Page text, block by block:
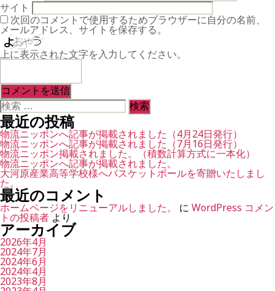
サイト
次回のコメントで使用するためブラウザーに自分の名前、
メールアドレス、サイトを保存する。
上に表示された文字を入力してください。
検
索
対
象:
最近の投稿
物流ニッポンへ記事が掲載されました（4月24日発行）
物流ニッポンへ記事が掲載されました（7月16日発行）
物流ニッポン掲載されました。（積数計算方式に一本化）
物流ニッポンへ記事が掲載されました。
大河原産業高等学校様へバスケットボールを寄贈いたしまし
た。
最近のコメント
ホームページをリニューアルしました。 に WordPress コメン
トの投稿者 より
アーカイブ
2026年4月
2024年7月
2024年6月
2024年4月
2023年8月